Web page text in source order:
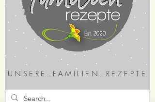
UNSERE_FAMILIEN_REZEPTE